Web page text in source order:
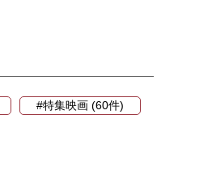
#特集映画 (60件)